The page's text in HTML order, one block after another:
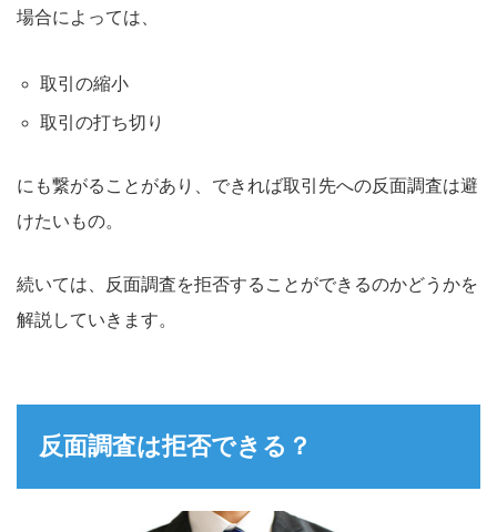
場合によっては、
取引の縮小
取引の打ち切り
にも繋がることがあり、できれば取引先への反面調査は避
けたいもの。
続いては、反面調査を拒否することができるのかどうかを
解説していきます。
反面調査は拒否できる？